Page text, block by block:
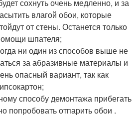
сохнуть очень медленно, и за
влагой обои, которые
от стены. Останется только
шпателя;
ни один из способов выше не
за абразивные материалы и
опасный вариант, так как
способу демонтажа прибегать
попробовать отпарить обои .